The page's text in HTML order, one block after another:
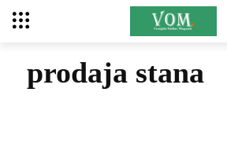
prodaja stana